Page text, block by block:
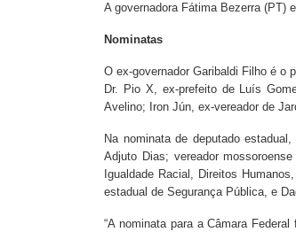
A governadora Fátima Bezerra (PT)
Nominatas
O ex-governador Garibaldi Filho é o
Dr. Pio X, ex-prefeito de Luís
Avelino; Iron Jún, ex-vereador de
Na nominata de deputado
Adjuto Dias; vereador
Igualdade Racial, Direitos
estadual de Segurança Pública, e
“A nominata para a Câmara